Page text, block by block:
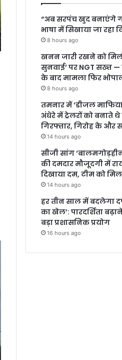
“अब सरपंच खुद बनाएंगे
भाषा में सिखाया जा रहा
8 hours ago
खनन जारी रखने को
सुनवाई’ पर NGT सख्त —
के बाद मामला फिर
8 hours ago
तमनार में ‘डीजल
अंधेरे में ट्रेलरों को बनाते
गिरफ्तार, गिरोह के और
14 hours ago
सीजी सांग
की दमदार मौजूदगी में
दिखाया दम, टीम को मिल
14 hours ago
हर तीन साल में बदलेगा
का खेल’: पारदर्शिता
बड़ा प्रशासनिक प्रयोग
16 hours ago